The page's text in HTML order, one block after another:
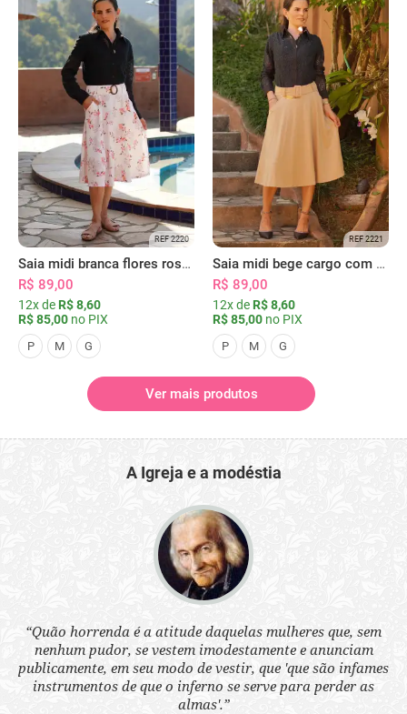
REF 2220
Saia midi branca flores rosas com bolsos
R$ 89,00
12x de R$ 8,60
R$ 85,00 no PIX
P M G
REF 2221
Saia midi bege cargo com bolsos
R$ 89,00
12x de R$ 8,60
R$ 85,00 no PIX
P M G
Ver mais produtos
A Igreja e a modéstia
“Quão horrenda é a atitude daquelas mulheres que, sem
nenhum pudor, se vestem imodestamente e anunciam
publicamente, em seu modo de vestir, que 'que são infames
instrumentos de que o inferno se serve para perder as
almas'.”